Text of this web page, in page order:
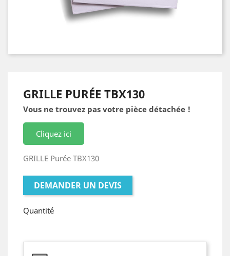
GRILLE PURÉE TBX130
Vous ne trouvez pas votre pièce détachée !
Cliquez ici
GRILLE Purée TBX130
DEMANDER UN DEVIS
Quantité